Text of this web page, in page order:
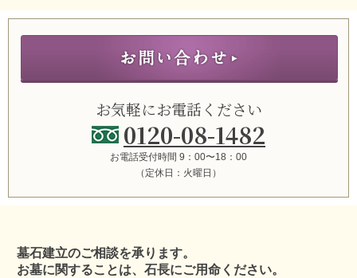
お気軽にお電話ください
0120-08-1482
お電話受付時間 9：00〜18：00
（定休日：火曜日）
墓石建立のご相談を承ります。
お墓に関することは、石長にご用命ください。